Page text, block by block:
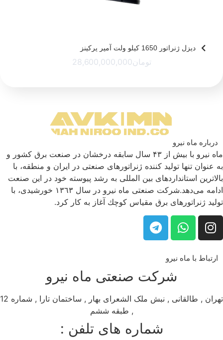
دیزل ژنراتور 1650 کیلو ولت آمپر پرکینز
تومان28,600,000,000
درباره ماه نیرو
ماه نیرو با بیش از ۴۳ سال سابقه درخشان در صنعت برق كشور و
به عنوان تنها تولید كننده ژنراتورهای صنعتی در ایران و منطقه، با
بالاترین استانداردهای بین المللی به رشد پیوسته خود در این صنعت
ادامه می‌دهد.شركت صنعتی ماه نیرو در سال ١٣٦٣ خورشیدی، با
تولید ژنراتورهای برق مقیاس كوچك آغاز به كار كرد.
ارتباط با ماه نیرو
شرکت صنعتی ماه نیرو
تهران , طالقانی , نبش ملک الشعرای بهار , ساختمان تارا , شماره 12
, طبقه ششم
شماره های تلفن :